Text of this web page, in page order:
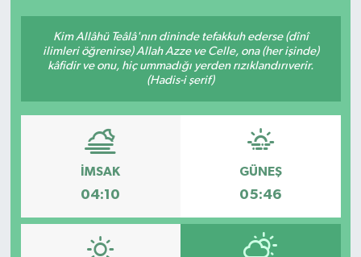
Kim Allâhü Teâlâ'nın dininde tefakkuh ederse (dînî
ilimleri öğrenirse) Allah Azze ve Celle, ona (her işinde)
kâfidir ve onu, hiç ummadığı yerden rızıklandırıverir.
(Hadis-i şerif)
İMSAK
04:10
GÜNEŞ
05:46
Mersin
Mersin Tarihi
Özel Haber
Politika
Sağlık